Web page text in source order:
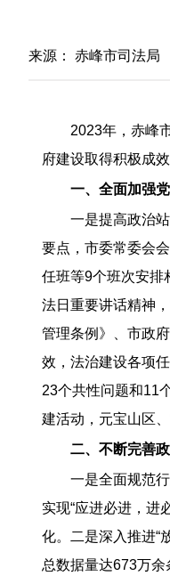
来源： 赤峰市司法局
2023年，赤峰
府建设取得积极成
一、全面加强
一是提高政治
要点，市委常委会
任班等9个班次安排
法日重要讲话精神
管理条例》、市政
效，法治建设各项
23个共性问题和11
建活动，元宝山区
二、不断完善
一是全面规范
实现“应进必进，进
化。二是深入推进“
总数据量达673万